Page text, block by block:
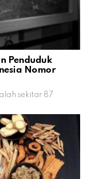
Penduduk
Nomor
sekitar 87